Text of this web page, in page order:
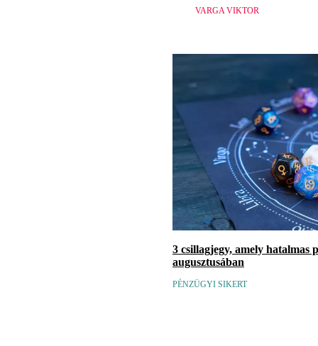
VARGA VIKTOR
3 csillagjegy, amely hatalmas
augusztusában
PÉNZÜGYI SIKERT